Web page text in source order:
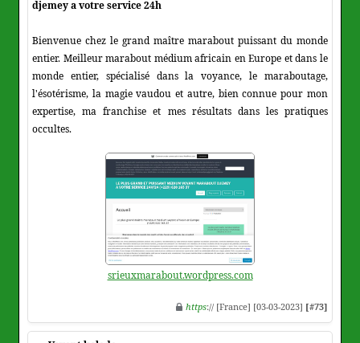
djemey a votre service 24h
Bienvenue chez le grand maître marabout puissant du monde
entier. Meilleur marabout médium africain en Europe et dans le
monde entier, spécialisé dans la voyance, le maraboutage,
l'ésotérisme, la magie vaudou et autre, bien connue pour mon
expertise, ma franchise et mes résultats dans les pratiques
occultes.
srieuxmarabout.wordpress.com
https:// [France] [03-03-2023] [#73]